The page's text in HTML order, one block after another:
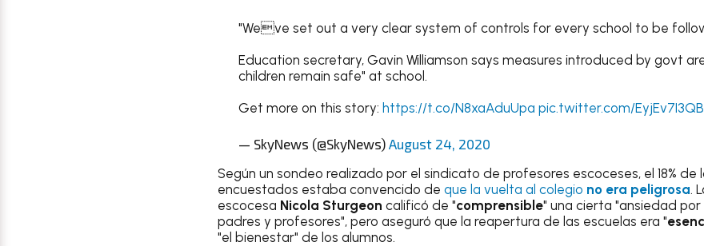
"Weve set out a very clear system of controls for every school to be
Education secretary, Gavin Williamson says measures introduced by govt
children remain safe" at school.
Get more on this story: https://t.co/N8xaAduUpa pic.twitter.com/EyjEv7I3QB
— SkyNews (@SkyNews) August 24, 2020
Según un sondeo realizado por el sindicato de profesores escoceses, el 18% de
encuestados estaba convencido de que la vuelta al colegio no era peligrosa.
escocesa Nicola Sturgeon calificó de "comprensible" una cierta "ansiedad
padres y profesores", pero aseguró que la reapertura de las escuelas era "
"el bienestar" de los alumnos.